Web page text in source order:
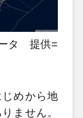
タ 提供=
めから地
ません。